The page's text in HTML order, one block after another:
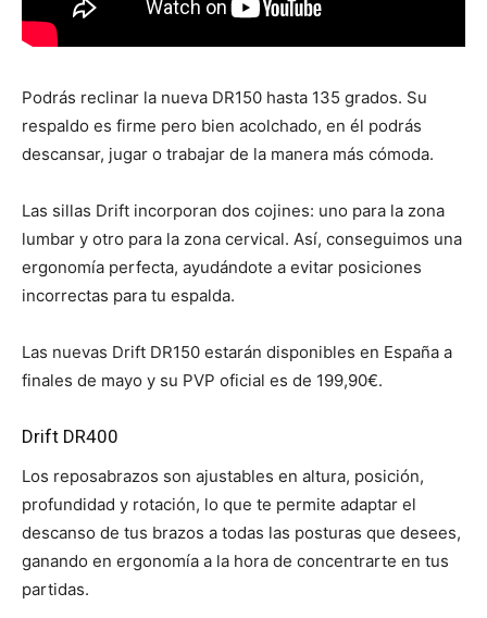
Podrás reclinar la nueva DR150 hasta 135 grados. Su
respaldo es firme pero bien acolchado, en él podrás
descansar, jugar o trabajar de la manera más cómoda.
Las sillas Drift incorporan dos cojines: uno para la zona
lumbar y otro para la zona cervical. Así, conseguimos una
ergonomía perfecta, ayudándote a evitar posiciones
incorrectas para tu espalda.
Las nuevas Drift DR150 estarán disponibles en España a
finales de mayo y su PVP oficial es de 199,90€.
Drift DR400
Los reposabrazos son ajustables en altura, posición,
profundidad y rotación, lo que te permite adaptar el
descanso de tus brazos a todas las posturas que desees,
ganando en ergonomía a la hora de concentrarte en tus
partidas.